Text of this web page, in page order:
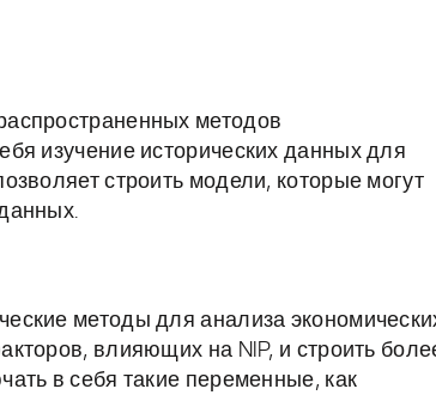
методов
изучение исторических данных для
строить модели, которые могут
методы для анализа
влияющих на NIP, и строить
в себя такие переменные, как